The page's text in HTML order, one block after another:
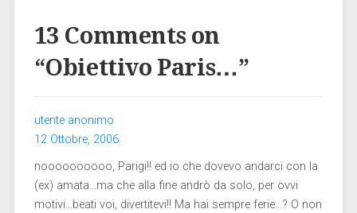
13 Comments on
“Obiettivo Paris…”
utente anonimo
12 Ottobre, 2006
noooooooooo, Parigi!! ed io che dovevo andarci con la
(ex) amata…ma che alla fine andrò da solo, per ovvi
motivi…beati voi, divertitevi!! Ma hai sempre ferie…? O non